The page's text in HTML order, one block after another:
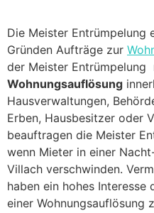
Die Meister Entrümpelung
Gründen Aufträge zur
der Meister Entrümpelung
Wohnungsauflösung
Hausverwaltungen,
Erben, Hausbesitzer oder
beauftragen die Meister
wenn Mieter in einer
Villach verschwinden.
haben ein hohes Interesse
einer Wohnungsauflösung